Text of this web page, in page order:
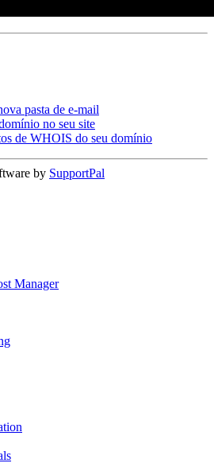
pasta de e-mail
no seu site
de WHOIS do seu domínio
by SupportPal
Manager